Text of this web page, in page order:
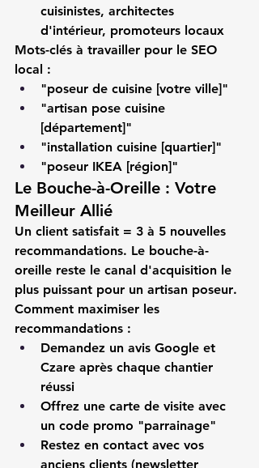
cuisinistes, architectes
d'intérieur, promoteurs locaux
Mots-clés à travailler pour le SEO
local :
"poseur de cuisine [votre ville]"
"artisan pose cuisine
[département]"
"installation cuisine [quartier]"
"poseur IKEA [région]"
Le Bouche-à-Oreille : Votre
Meilleur Allié
Un client satisfait = 3 à 5 nouvelles
recommandations. Le bouche-à-
oreille reste le canal d'acquisition le
plus puissant pour un artisan poseur.
Comment maximiser les
recommandations :
Demandez un avis Google et
Czare après chaque chantier
réussi
Offrez une carte de visite avec
un code promo "parrainage"
Restez en contact avec vos
anciens clients (newsletter